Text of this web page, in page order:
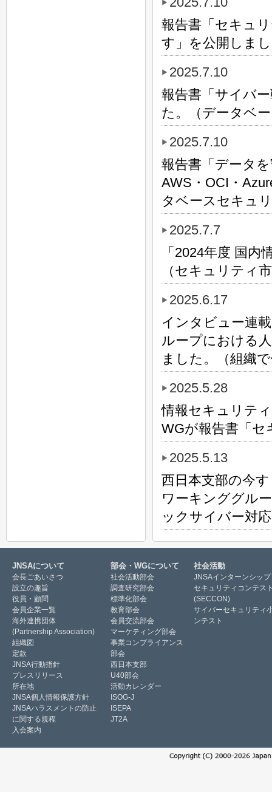
報告書「セキュ
す」を公開しま
2025.7.10
報告書「サイバ
た。（データベ
2025.7.10
報告書「データ
AWS・OCI・
タベースセキュ
2025.7.7
「2024年度 国
（セキュリティ
2025.6.17
インタビュー連
ループにおける
ました。（組織
2025.5.28
情報セキュリテ
WGが報告書「セ
2025.5.13
西日本支部の今
ワーキンググル
ックサイバー対
JNSAについて
会長ごあいさつ
設立の趣旨
役員・顧問
会員企業一覧
海外連携団体
(Partnership Association)
組織図
定款
JNSA行動指針
プレスリリース
所在地
JNSA個人情報保護方針
JNSAハラスメントの防止
に関する規程
入会案内
部会・WGについて
社会活動部会
調査研究部会
標準化部会
教育部会
会員交流部会
マーケティング部会
事業コンプライアンス
部会
西日本支部
U40部会
活動カレンダー
ISOG-J
ISEPA
JT2A
社会活動
JNSAインターンシップ
セキュリティコンテス
(SECCON)
サイバーセキュリティ
ンテスト